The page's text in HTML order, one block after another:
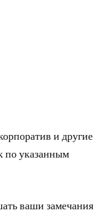
и другие
по указанным
ваши замечания